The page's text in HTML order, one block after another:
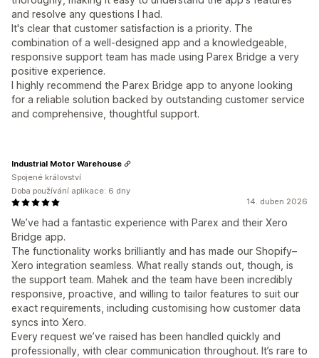
and resolve any questions I had.
It's clear that customer satisfaction is a priority. The
combination of a well-designed app and a knowledgeable,
responsive support team has made using Parex Bridge a very
positive experience.
I highly recommend the Parex Bridge app to anyone looking
for a reliable solution backed by outstanding customer service
and comprehensive, thoughtful support.
14. duben 2026
We’ve had a fantastic experience with Parex and their Xero
Bridge app.
The functionality works brilliantly and has made our Shopify–
Xero integration seamless. What really stands out, though, is
the support team. Mahek and the team have been incredibly
responsive, proactive, and willing to tailor features to suit our
exact requirements, including customising how customer data
syncs into Xero.
Every request we’ve raised has been handled quickly and
professionally, with clear communication throughout. It’s rare to
Industrial Motor Warehouse
Spojené království
Doba používání aplikace: 6 dny